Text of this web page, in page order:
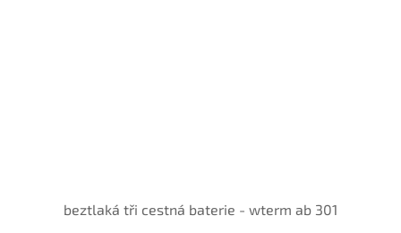
beztlaká tři cestná baterie - wterm ab 301